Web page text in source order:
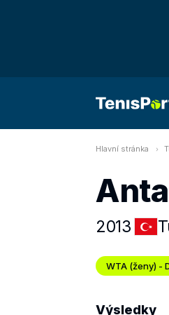
Hlavní stránka
2013
WTA (ženy) -
Výsledky